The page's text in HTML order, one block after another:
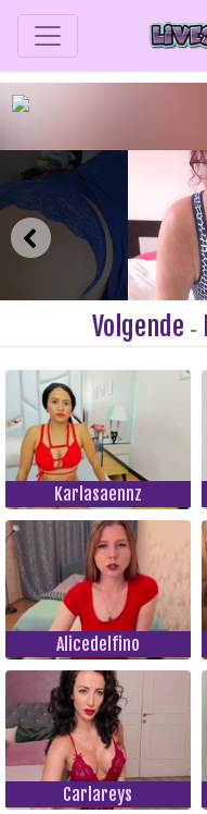
Volgende -
Karlasaennz
Alicedelfino
Carlareys